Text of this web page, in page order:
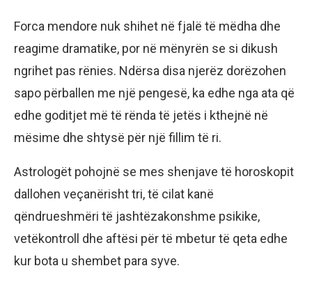
Forca mendore nuk shihet në fjalë të mëdha dhe
reagime dramatike, por në mënyrën se si dikush
ngrihet pas rënies. Ndërsa disa njerëz dorëzohen
sapo përballen me një pengesë, ka edhe nga ata që
edhe goditjet më të rënda të jetës i kthejnë në
mësime dhe shtysë për një fillim të ri.
Astrologët pohojnë se mes shenjave të horoskopit
dallohen veçanërisht tri, të cilat kanë
qëndrueshmëri të jashtëzakonshme psikike,
vetëkontroll dhe aftësi për të mbetur të qeta edhe
kur bota u shembet para syve.